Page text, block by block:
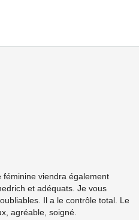
féminine viendra également
et adéquats. Je vous
Il a le contrôle total. Le
agréable, soigné.